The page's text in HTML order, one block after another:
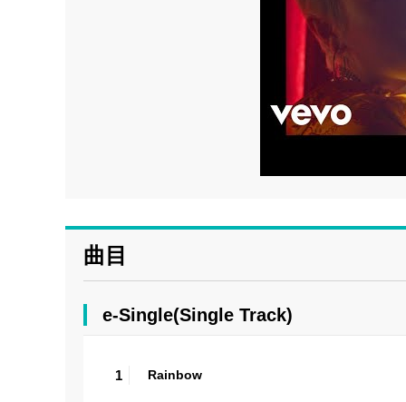
曲目
e-Single(Single Track)
1 Rainbow